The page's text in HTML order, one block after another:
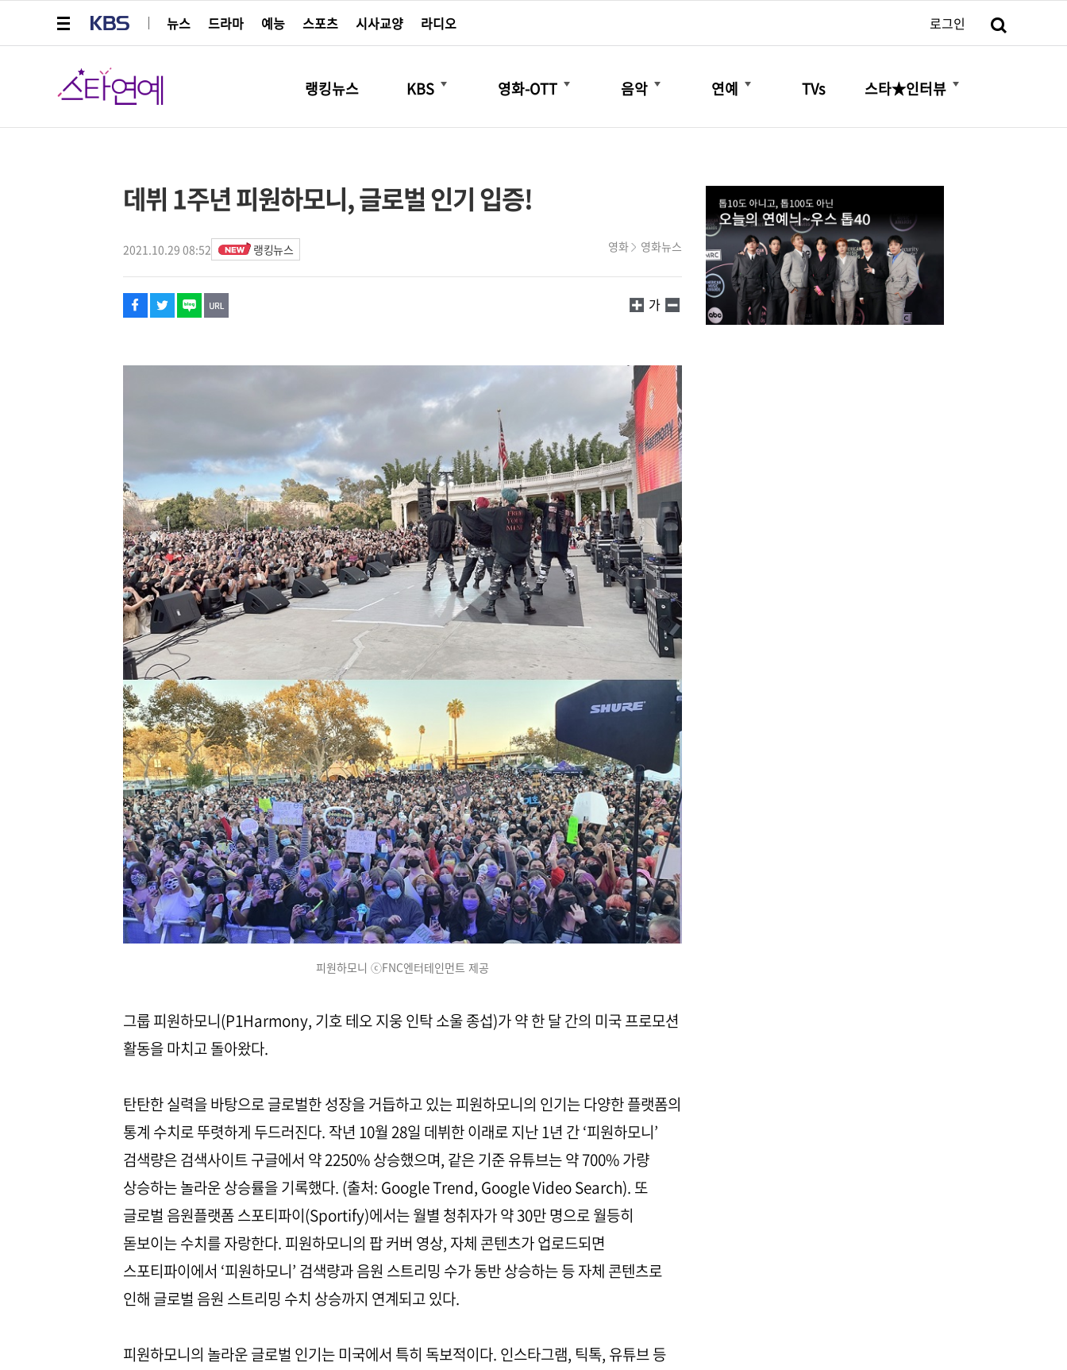
뉴스
드라마 예능 스포츠 시사교양 라디오 로그인
스타연예
랭킹뉴스 KBS
더보기
영화-OTT
더보기
음악
더보기
연예
더보기
TVs 스타★인터뷰
더보기
데뷔 1주년 피원하모니, 글로벌 인기 입증!
2021.10.29 08:52 랭킹뉴스 영화 영화뉴스
페이스북
트위터
네이버
URL복사
글씨 작게보기
가
글씨 크게보기
피원하모니 ⓒFNC엔터테인먼트 제공
그룹 피원하모니(P1Harmony, 기호 테오 지웅 인탁 소울 종섭)가 약 한 달 간의 미국 프로모션
활동을 마치고 돌아왔다.
탄탄한 실력을 바탕으로 글로벌한 성장을 거듭하고 있는 피원하모니의 인기는 다양한 플랫폼의
통계 수치로 뚜렷하게 두드러진다. 작년 10월 28일 데뷔한 이래로 지난 1년 간 ‘피원하모니’
검색량은 검색사이트 구글에서 약 2250% 상승했으며, 같은 기준 유튜브는 약 700% 가량
상승하는 놀라운 상승률을 기록했다. (출처: Google Trend, Google Video Search). 또
글로벌 음원플랫폼 스포티파이(Sportify)에서는 월별 청취자가 약 30만 명으로 월등히
돋보이는 수치를 자랑한다. 피원하모니의 팝 커버 영상, 자체 콘텐츠가 업로드되면
스포티파이에서 ‘피원하모니’ 검색량과 음원 스트리밍 수가 동반 상승하는 등 자체 콘텐츠로
인해 글로벌 음원 스트리밍 수치 상승까지 연계되고 있다.
피원하모니의 놀라운 글로벌 인기는 미국에서 특히 독보적이다. 인스타그램, 틱톡, 유튜브 등
스타박스